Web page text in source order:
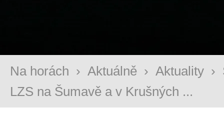
Na horách › Aktuálně › Aktuality ›
LZS na Šumavě a v Krušných ...